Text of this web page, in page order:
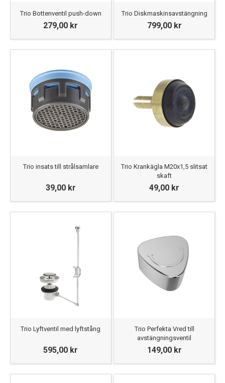
Trio Bottenventil push-down
279,00 kr
Trio Diskmaskinsavstängning
799,00 kr
Trio insats till strålsamlare
39,00 kr
Trio Krankägla M20x1,5 slitsat
skaft
49,00 kr
Trio Lyftventil med lyftstång
595,00 kr
Trio Perfekta Vred till
avstängningsventil
149,00 kr